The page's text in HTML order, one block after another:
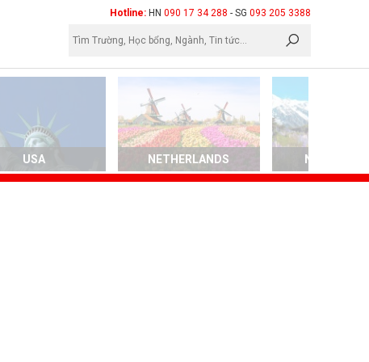
Hotline: HN 090 17 34 288 - SG 093 205 3388
USA NETHERLANDS NEW